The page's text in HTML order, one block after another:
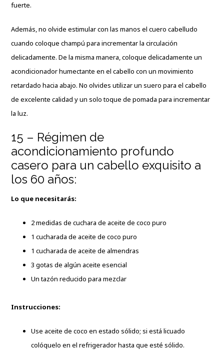
fuerte.
Además, no olvide estimular con las manos el cuero cabelludo
cuando coloque champú para incrementar la circulación
delicadamente. De la misma manera, coloque delicadamente un
acondicionador humectante en el cabello con un movimiento
retardado hacia abajo. No olvides utilizar un suero para el cabello
de excelente calidad y un solo toque de pomada para incrementar
la luz.
15 – Régimen de
acondicionamiento profundo
casero para un cabello exquisito a
los 60 años:
Lo que necesitarás:
2 medidas de cuchara de aceite de coco puro
1 cucharada de aceite de coco puro
1 cucharada de aceite de almendras
3 gotas de algún aceite esencial
Un tazón reducido para mezclar
Instrucciones:
Use aceite de coco en estado sólido; si está licuado
colóquelo en el refrigerador hasta que esté sólido.